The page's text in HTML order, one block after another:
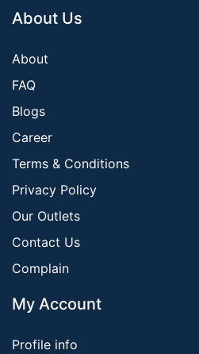
About Us
About
FAQ
Blogs
Career
Terms & Conditions
Privacy Policy
Our Outlets
Contact Us
Complain
My Account
Profile info